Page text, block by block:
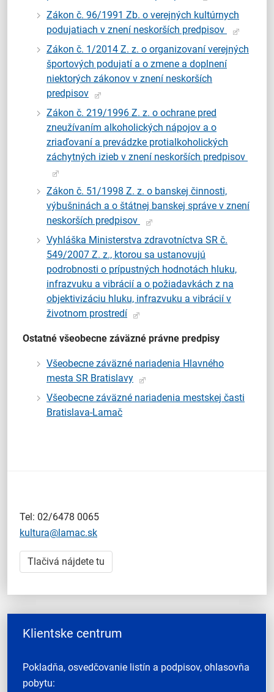
Zákon č. 96/1991 Zb. o verejných kultúrnych
podujatiach v znení neskorších predpisov
Zákon č. 1/2014 Z. z. o organizovaní verejných
športových podujatí a o zmene a doplnení
niektorých zákonov v znení neskorších
predpisov
Zákon č. 219/1996 Z. z. o ochrane pred
zneužívaním alkoholických nápojov a o
zriaďovaní a prevádzke protialkoholických
záchytných izieb v znení neskorších predpisov
Zákon č. 51/1998 Z. z. o banskej činnosti,
výbušninách a o štátnej banskej správe v znení
neskorších predpisov
Vyhláška Ministerstva zdravotníctva SR č.
549/2007 Z. z., ktorou sa ustanovujú
podrobnosti o prípustných hodnotách hluku,
infrazvuku a vibrácií a o požiadavkách z na
objektivizáciu hluku, infrazvuku a vibrácií v
životnom prostredí
Ostatné všeobecne záväzné právne predpisy
Všeobecne záväzné nariadenia Hlavného
mesta SR Bratislavy
Všeobecne záväzné nariadenia mestskej časti
Bratislava-Lamač
Tel: 02/6478 0065
kultura@lamac.sk
Tlačivá nájdete tu
Klientske centrum
Pokladňa, osvedčovanie listín a podpisov, ohlasovňa
pobytu: